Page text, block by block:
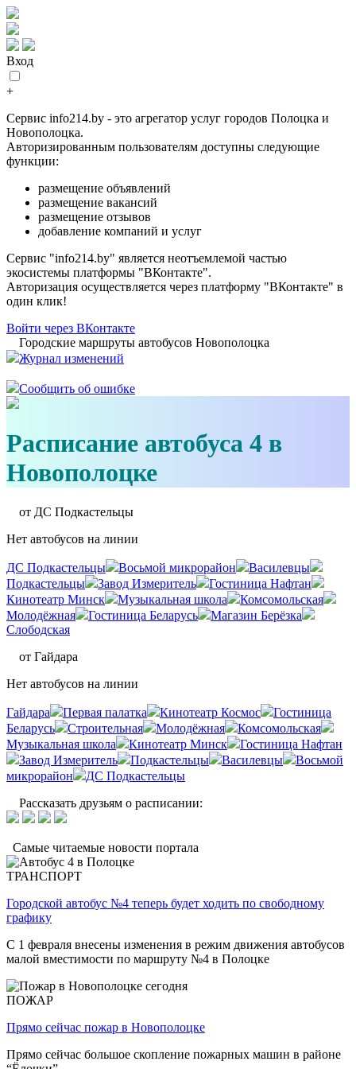
Вход
+
Сервис info214.by - это агрегатор услуг городов Полоцка и
Новополоцка.
Авторизированным пользователям доступны следующие
функции:
размещение объявлений
размещение вакансий
размещение отзывов
добавление компаний и услуг
Сервис "info214.by" является неотъемлемой частью
экосистемы платформы "ВКонтакте".
Авторизация осуществляется через платформу "ВКонтакте" в
один клик!
Войти через ВКонтакте
Городские маршруты автобусов Новополоцка
Журнал изменений
Сообщить об ошибке
Расписание автобуса 4 в
Новополоцке
от ДС Подкастельцы
Нет автобусов на линии
ДС Подкастельцы Восьмой микрорайон
Василевцы
Подкастельцы
Завод Измеритель
Гостиница Нафтан
Кинотеатр Минск
Музыкальная школа
Комсомольская
Молодёжная
Гостиница Беларусь
Магазин Берёзка
Слободская
от Гайдара
Нет автобусов на линии
Гайдара Первая палатка Кинотеатр Космос
Гостиница
Беларусь
Строительная Молодёжная
Комсомольская
Музыкальная школа
Кинотеатр Минск
Гостиница Нафтан
Завод Измеритель
Подкастельцы Василевцы
Восьмой
микрорайон
ДС Подкастельцы
Рассказать друзьям о расписании:
Самые читаемые новости портала
ТРАНСПОРТ
Городской автобус №4 теперь будет ходить по свободному
графику
С 1 февраля внесены изменения в режим движения автобусов
малой вместимости по маршруту №4 в Полоцке
ПОЖАР
Прямо сейчас пожар в Новополоцке
Прямо сейчас большое скопление пожарных машин в районе